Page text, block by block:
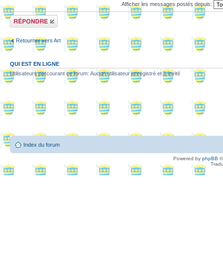
Afficher les messages postés depuis:
Répondre
Retourner vers Art
QUI EST EN LIGNE
Utilisateurs parcourant ce forum: Aucun utilisateur enregistré et 1 invité
Index du forum
Powered by phpBB